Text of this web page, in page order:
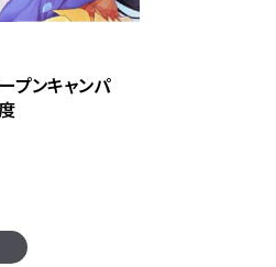
プンキャンパ